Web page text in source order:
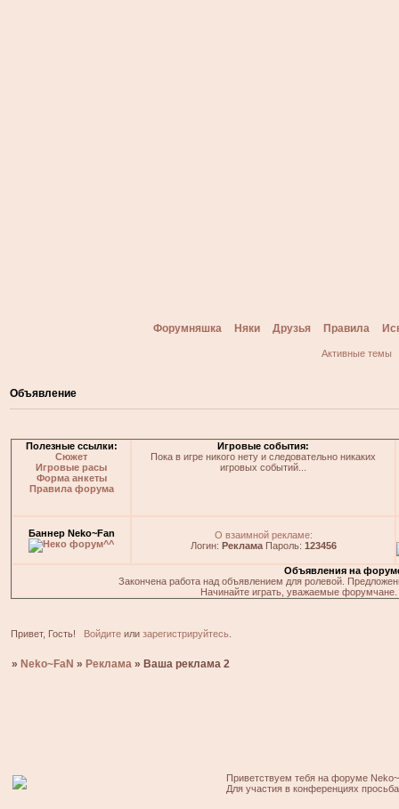
Форумняшка Няки Друзья Правила
Активные темы
Объявление
Полезные ссылки:
Сюжет
Игровые расы
Форма анкеты
Правила форума
Игровые события:
Пока в игре никого нету и следовательно никаких
игровых событий...
Баннер Neko~Fan
О взаимной рекламе:
Логин: РекламаПароль: 123456
Объявления на
Закончена работа над объявлением для ролевой.
Начинайте играть, уважаемые
Привет, Гость! Войдитеили зарегистрируйтесь.
» Neko~FaN » Реклама » Ваша реклама 2
Приветствуем тебя на форуме
Для участия в конференциях